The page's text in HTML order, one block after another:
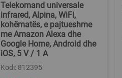
Telekomand universale
infrared, Alpina, WiFi,
kohëmatës, e pajtueshme
me Amazon Alexa dhe
Google Home, Android dhe
iOS, 5 V / 1 A
Kodi: 812395